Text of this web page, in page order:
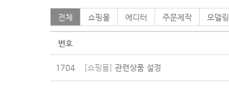
전체 쇼핑몰 에디터 주문제작 모델링
번호
1704 [쇼핑몰] 관련상품 설정